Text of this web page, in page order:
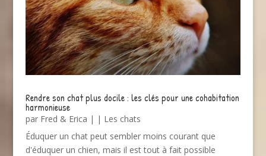
Rendre son chat plus docile : les clés pour une cohabitation
harmonieuse
par Fred & Erica | | Les chats
Éduquer un chat peut sembler moins courant que
d'éduquer un chien, mais il est tout à fait possible